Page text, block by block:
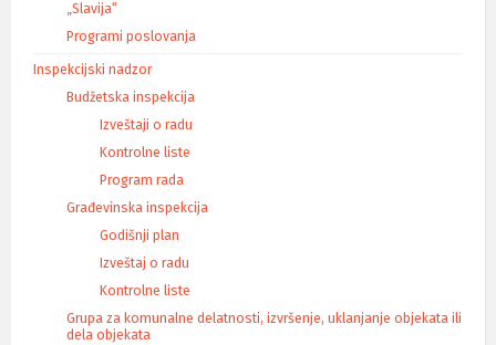
„Slavija“
Programi poslovanja
Inspekcijski nadzor
Budžetska inspekcija
Izveštaji o radu
Kontrolne liste
Program rada
Građevinska inspekcija
Godišnji plan
Izveštaj o radu
Kontrolne liste
Grupa za komunalne delatnosti, izvršenje, uklanjanje objekata ili
dela objekata